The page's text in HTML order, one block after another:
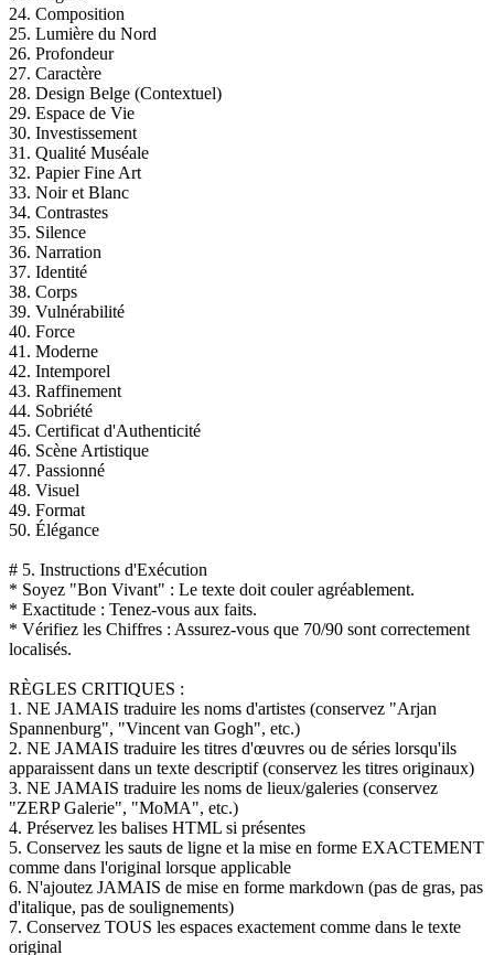
24. Composition
25. Lumière du Nord
26. Profondeur
27. Caractère
28. Design Belge (Contextuel)
29. Espace de Vie
30. Investissement
31. Qualité Muséale
32. Papier Fine Art
33. Noir et Blanc
34. Contrastes
35. Silence
36. Narration
37. Identité
38. Corps
39. Vulnérabilité
40. Force
41. Moderne
42. Intemporel
43. Raffinement
44. Sobriété
45. Certificat d'Authenticité
46. Scène Artistique
47. Passionné
48. Visuel
49. Format
50. Élégance
# 5. Instructions d'Exécution
* Soyez "Bon Vivant" : Le texte doit couler agréablement.
* Exactitude : Tenez-vous aux faits.
* Vérifiez les Chiffres : Assurez-vous que 70/90 sont correctement
localisés.
RÈGLES CRITIQUES :
1. NE JAMAIS traduire les noms d'artistes (conservez "Arjan
Spannenburg", "Vincent van Gogh", etc.)
2. NE JAMAIS traduire les titres d'œuvres ou de séries lorsqu'ils
apparaissent dans un texte descriptif (conservez les titres originaux)
3. NE JAMAIS traduire les noms de lieux/galeries (conservez
"ZERP Galerie", "MoMA", etc.)
4. Préservez les balises HTML si présentes
5. Conservez les sauts de ligne et la mise en forme EXACTEMENT
comme dans l'original lorsque applicable
6. N'ajoutez JAMAIS de mise en forme markdown (pas de gras, pas
d'italique, pas de soulignements)
7. Conservez TOUS les espaces exactement comme dans le texte
original